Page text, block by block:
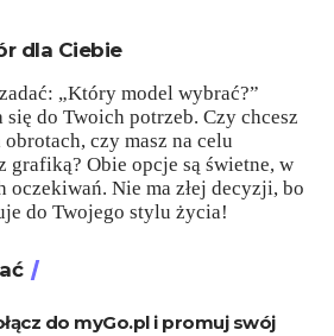
dla Ciebie
„Który model wybrać?”
do Twoich potrzeb. Czy chcesz
czy masz na celu
grafiką? Obie opcje są świetne, w
oczekiwań. Nie ma złej decyzji, bo
do Twojego stylu życia!
do myGo.pl i promuj swój